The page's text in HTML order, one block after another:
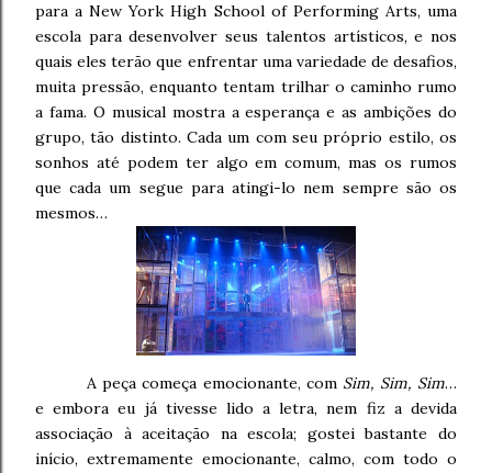
para a New York High School of Performing Arts, uma
escola para desenvolver seus talentos artísticos, e nos
quais eles terão que enfrentar uma variedade de desafios,
muita pressão, enquanto tentam trilhar o caminho rumo
a fama. O musical mostra a esperança e as ambições do
grupo, tão distinto. Cada um com seu próprio estilo, os
sonhos até podem ter algo em comum, mas os rumos
que cada um segue para atingi-lo nem sempre são os
mesmos…
A peça começa emocionante, com Sim, Sim, Sim…
e embora eu já tivesse lido a letra, nem fiz a devida
associação à aceitação na escola; gostei bastante do
início, extremamente emocionante, calmo, com todo o